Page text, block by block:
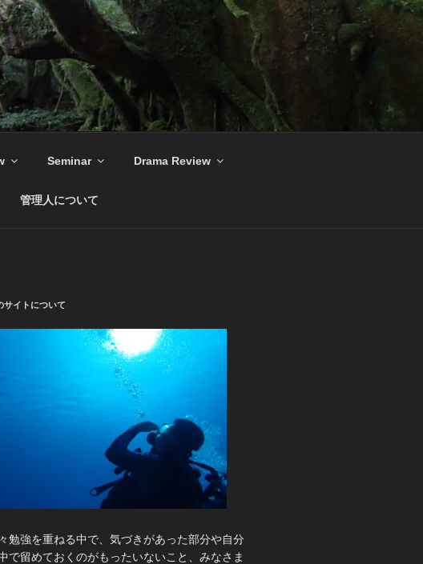
Seminar Drama Review
管理人について
サイトについて
勉強を重ねる中で、気づきがあった部分や自分
で留めておくのがもったいないこと、みなさま